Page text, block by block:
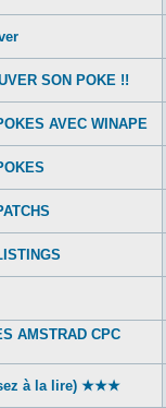
SON POKE !!
AVEC WINAPE
AMSTRAD CPC
à la lire) ★★★